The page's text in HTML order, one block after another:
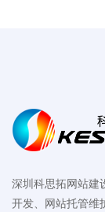
深圳科思拓网站建
开发、网站托管维